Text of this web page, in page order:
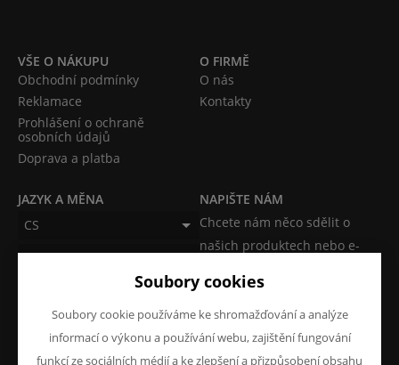
VŠE O NÁKUPU
Obchodní podmínky
Reklamace
Prohlášení o ochraně
osobních údajů
Doprava a platba
O FIRMĚ
O nás
Kontakty
JAZYK A MĚNA
CS
CZK (Kč)
NAPIŠTE NÁM
Chcete nám něco sdělit o
našich produktech nebo e-
Soubory cookies
Soubory cookie používáme ke shromažďování a analýze
informací o výkonu a používání webu, zajištění fungování
funkcí ze sociálních médií a ke zlepšení a přizpůsobení obsahu